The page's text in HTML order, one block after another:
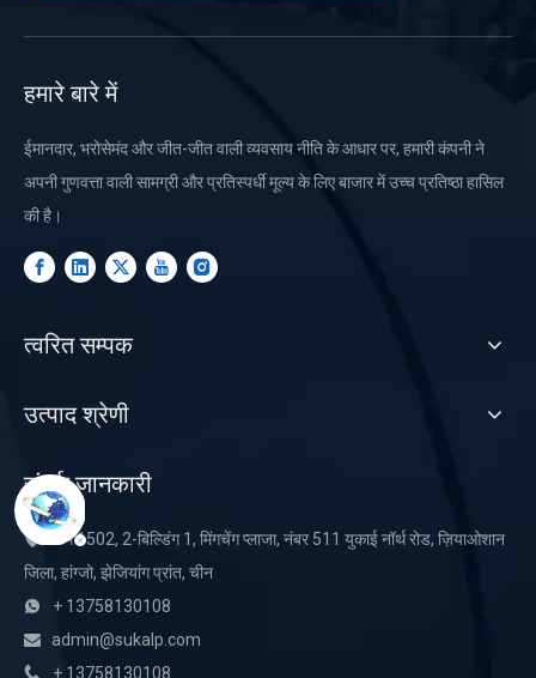
हमारे बारे में
ईमानदार, भरोसेमंद और जीत-जीत वाली व्यवसाय नीति के आधार पर, हमारी कंपनी ने
अपनी गुणवत्ता वाली सामग्री और प्रतिस्पर्धी मूल्य के लिए बाजार में उच्च प्रतिष्ठा हासिल
की है।
त्वरित सम्पक
उत्पाद श्रेणी
संपर्क जानकारी

रूम 1502, 2-बिल्डिंग 1, मिंगचेंग प्लाजा, नंबर 511 युकाई नॉर्थ रोड, ज़ियाओशान
जिला, हांग्जो, झेजियांग प्रांत, चीन
 + 13758130108
 admin@sukalp.com
 + 13758130108